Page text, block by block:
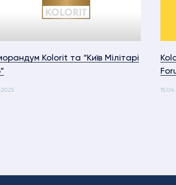
Kolorit та “Київ Мілітарі